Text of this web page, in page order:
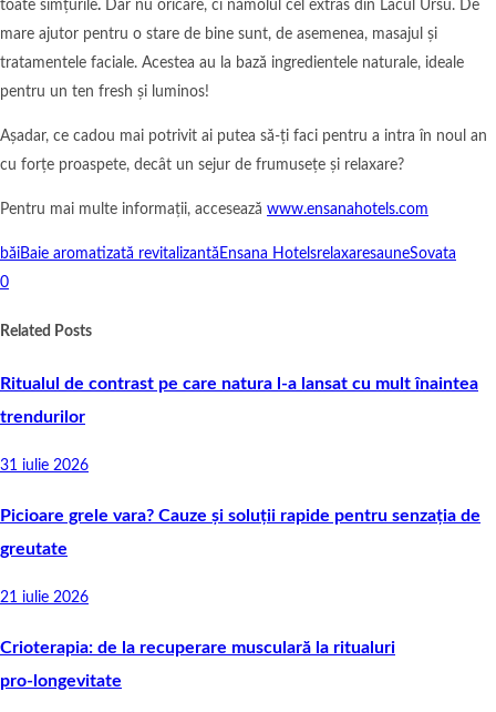
toate simțurile. Dar nu oricare, ci nămolul cel extras din Lacul Ursu. De
mare ajutor pentru o stare de bine sunt, de asemenea, masajul și
tratamentele faciale. Acestea au la bază ingredientele naturale, ideale
pentru un ten fresh și luminos!
Așadar, ce cadou mai potrivit ai putea să-ți faci pentru a intra în noul an
cu forțe proaspete, decât un sejur de frumusețe și relaxare?
Pentru mai multe informații, accesează www.ensanahotels.com
băiBaie aromatizată revitalizantă Ensana HotelsrelaxaresauneSovata
0
Related Posts
Ritualul de contrast pe care natura l-a lansat cu mult înaintea
trendurilor
31 iulie 2026
Picioare grele vara? Cauze și soluții rapide pentru senzația de
greutate
21 iulie 2026
Crioterapia: de la recuperare musculară la ritualuri
pro‑longevitate